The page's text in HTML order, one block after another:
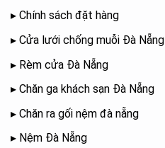
▸ Chính sách đặt hàng
▸ Cửa lưới chống muỗi Đà Nẵng
▸ Rèm cửa Đà Nẵng
▸ Chăn ga khách sạn Đà Nẵng
▸ Chăn ra gối nệm đà nẵng
▸ Nệm Đà Nẵng